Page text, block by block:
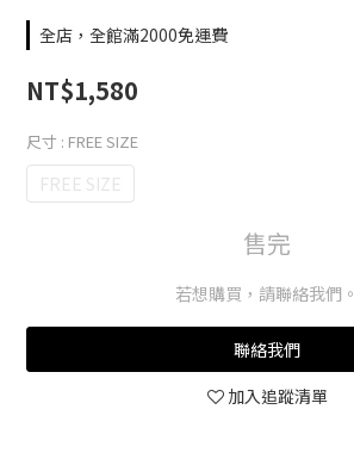
全店，全館滿2000免運費
NT$1,580
尺寸 : FREE SIZE
FREE SIZE
售完
若想購買，請聯絡我們。
聯絡我們
加入追蹤清單